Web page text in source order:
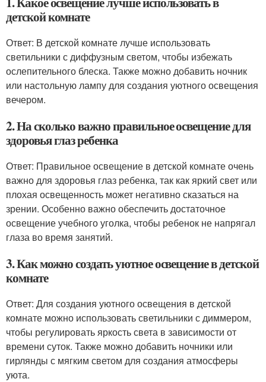
детской комнате
Ответ: В детской комнате лучше использовать
светильники с диффузным светом, чтобы избежать
ослепительного блеска. Также можно добавить ночник
или настольную лампу для создания уютного освещения
вечером.
2. На сколько важно правильное освещение для
здоровья глаз ребенка
Ответ: Правильное освещение в детской комнате очень
важно для здоровья глаз ребенка, так как яркий свет или
плохая освещенность может негативно сказаться на
зрении. Особенно важно обеспечить достаточное
освещение учебного уголка, чтобы ребенок не напрягал
глаза во время занятий.
3. Как можно создать уютное освещение в детской
комнате
Ответ: Для создания уютного освещения в детской
комнате можно использовать светильники с диммером,
чтобы регулировать яркость света в зависимости от
времени суток. Также можно добавить ночники или
гирлянды с мягким светом для создания атмосферы
уюта.